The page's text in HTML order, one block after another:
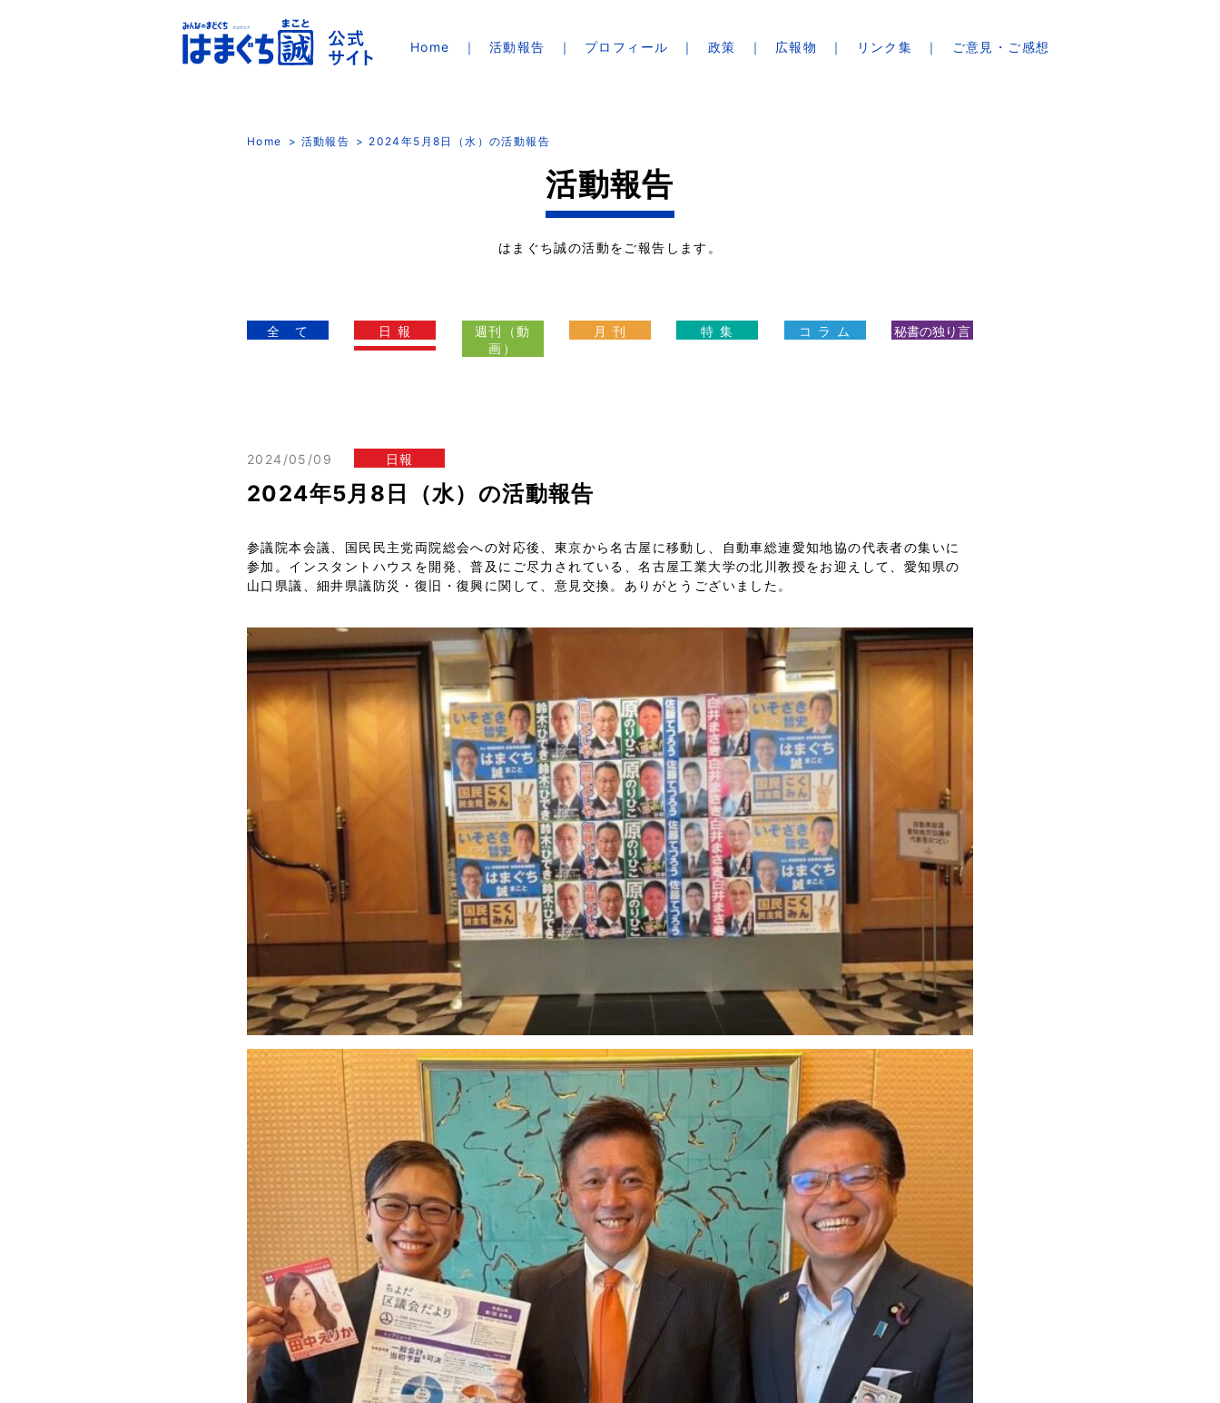
Home 活動報告 プロフィール 政策 広報物 リンク集 ご意見・ご感想
Home 活動報告 2024年5月8日（水）の活動報告
活動報告
はまぐち誠の活動をご報告します。
全 て 日 報
週刊（動
画）
月 刊 特 集 コ ラ ム 秘書の独り言
2024/05/09 日報
2024年5月8日（水）の活動報告
参議院本会議、国民民主党両院総会への対応後、東京から名古屋に移動し、自動車総連愛知地協の代表者の集いに
参加。インスタントハウスを開発、普及にご尽力されている、名古屋工業大学の北川教授をお迎えして、愛知県の
山口県議、細井県議防災・復旧・復興に関して、意見交換。ありがとうございました。